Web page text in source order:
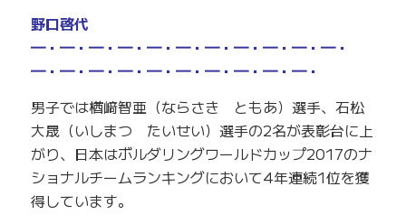
野口啓代
━・━・━・━・━・━・━・━・━・━・━・
━・━・━・━・━・━・━・━・━・━・
男子では楢﨑智亜（ならさき ともあ）選手、石松
大晟（いしまつ たいせい）選手の2名が表彰台に上
がり、日本はボルダリングワールドカップ2017のナ
ショナルチームランキングにおいて4年連続1位を獲
得しています。